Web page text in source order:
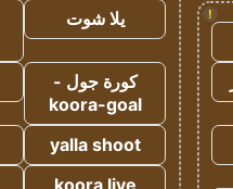
! يلا شوت
كورة جول -
koora-goal
yalla shoot
koora live